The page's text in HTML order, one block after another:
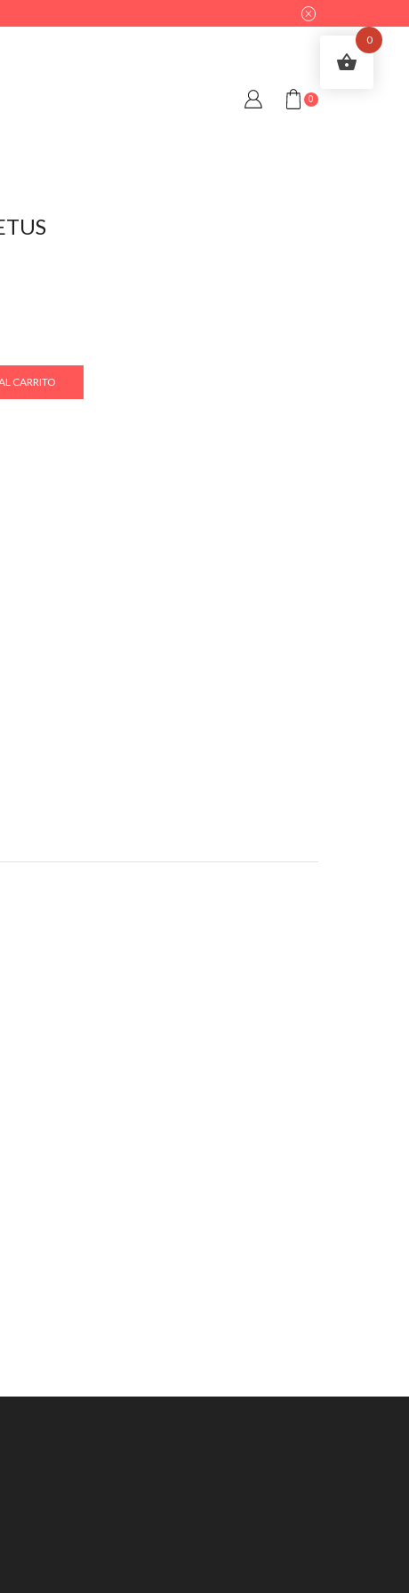
0
CARRITO
0